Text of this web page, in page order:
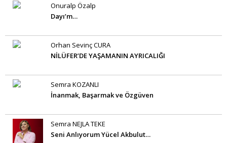
Onuralp Özalp
Dayı’m…
Orhan Sevinç CURA
NİLÜFER’DE YAŞAMANIN AYRICALIĞI
Semra KOZANLI
İnanmak, Başarmak ve Özgüven
Semra NEJLA TEKE
Seni Anlıyorum Yücel Akbulut…